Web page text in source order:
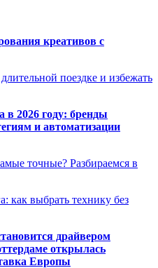
креативов с
поездке и избежать
2026 году: бренды
и автоматизации
точные? Разбираемся в
как выбрать технику без
драйвером
открылась
Европы